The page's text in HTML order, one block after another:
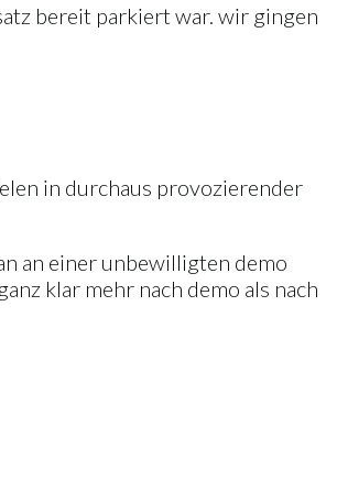
bereit parkiert war. wir gingen
in durchaus provozierender
an einer unbewilligten demo
klar mehr nach demo als nach